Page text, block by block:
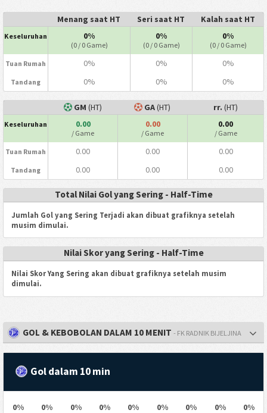
Menang saat HT Seri saat HT Kalah saat HT
Keseluruhan 0%
(0 / 0 Game)
0%
(0 / 0 Game)
0%
(0 / 0 Game)
Tuan Rumah 0% 0% 0%
Tandang 0% 0% 0%
GM (HT) GA(HT) rr. (HT)
Keseluruhan 0.00
/ Game
0.00
/ Game
0.00
/ Game
Tuan Rumah 0.00 0.00 0.00
Tandang 0.00 0.00 0.00
Total Nilai Gol yang Sering - Half-Time
Jumlah Gol yang Sering Terjadi akan dibuat grafiknya setelah
musim dimulai.
Nilai Skor yang Sering - Half-Time
Nilai Skor Yang Sering akan dibuat grafiknya setelah musim
dimulai.
GOL & KEBOBOLAN DALAM 10 MENIT - FK RADNIK BIJELJINA
Gol dalam 10 min
0% 0% 0% 0% 0% 0% 0% 0% 0%